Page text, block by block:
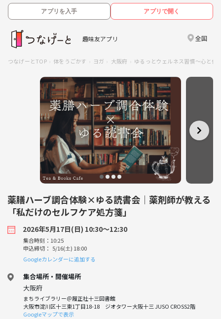
アプリを入手 アプリで開く
趣味友アプリ 全国
つなげーとTOP 体をうごかす ヨガ 大阪府 ゆるっとウェルネス習慣〜心と体
薬膳ハーブ調合体験×ゆる読書会｜薬剤師が教える
「私だけのセルフケア処方箋」
2026年5月17日(日) 10:30〜12:30
集合時刻：10:25
申込締切： 5/16(土) 18:00
Googleカレンダーに追加する
集合場所・開催場所
大阪府
まちライブラリー＠履正社十三図書館
大阪市淀川区十三東1丁目18-18 ジオタワー大阪十三 JUSO CROSS2階
Googleマップで表示